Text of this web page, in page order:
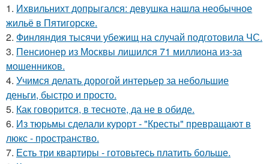
1. Ихвильнихт допрыгался: девушка нашла необычное
жильё в Пятигорске.
2. Финляндия тысячи убежищ на случай подготовила ЧС.
3. Пенсионер из Москвы лишился 71 миллиона из-за
мошенников.
4. Учимся делать дорогой интерьер за небольшие
деньги, быстро и просто.
5. Как говорится, в тесноте, да не в обиде.
6. Из тюрьмы сделали курорт - "Кресты" превращают в
люкс - пространство.
7. Есть три квартиры - готовьтесь платить больше.